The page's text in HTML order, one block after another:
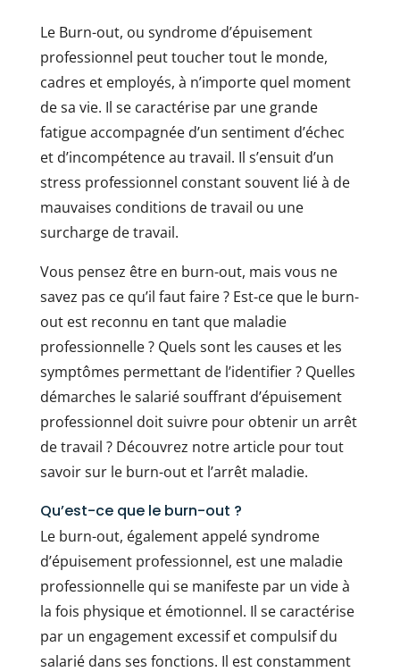
Le Burn-out, ou syndrome d’épuisement
professionnel peut toucher tout le monde,
cadres et employés, à n’importe quel moment
de sa vie. Il se caractérise par une grande
fatigue accompagnée d’un sentiment d’échec
et d’incompétence au travail. Il s’ensuit d’un
stress professionnel constant souvent lié à de
mauvaises conditions de travail ou une
surcharge de travail.
Vous pensez être en burn-out, mais vous ne
savez pas ce qu’il faut faire ? Est-ce que le burn-
out est reconnu en tant que maladie
professionnelle ? Quels sont les causes et les
symptômes permettant de l’identifier ? Quelles
démarches le salarié souffrant d’épuisement
professionnel doit suivre pour obtenir un arrêt
de travail ? Découvrez notre article pour tout
savoir sur le burn-out et l’arrêt maladie.
Qu’est-ce que le burn-out ?
Le burn-out, également appelé syndrome
d’épuisement professionnel, est une maladie
professionnelle qui se manifeste par un vide à
la fois physique et émotionnel. Il se caractérise
par un engagement excessif et compulsif du
salarié dans ses fonctions. Il est constamment